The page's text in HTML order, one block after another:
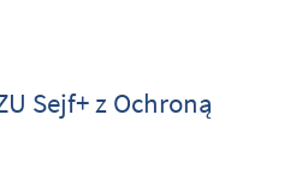
Sejf+ z Ochroną